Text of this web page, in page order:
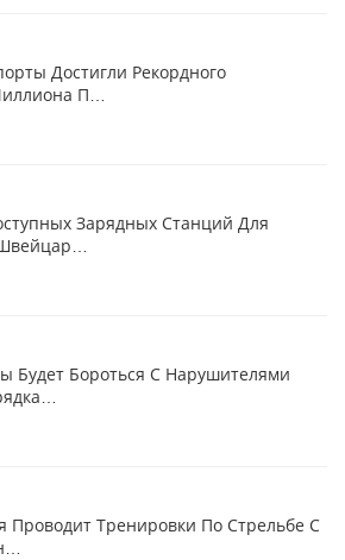
Достигли Рекордного
П…
Зарядных Станций Для
Будет Бороться С Нарушителями
Проводит Тренировки По Стрельбе С